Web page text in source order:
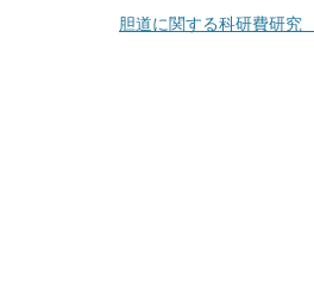
胆道に関する科研費研